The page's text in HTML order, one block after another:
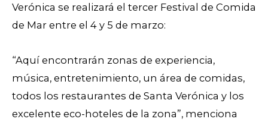
Verónica se realizará el tercer Festival de Comida
de Mar entre el 4 y 5 de marzo:
“Aquí encontrarán zonas de experiencia,
música, entretenimiento, un área de comidas,
todos los restaurantes de Santa Verónica y los
excelente eco-hoteles de la zona”, menciona